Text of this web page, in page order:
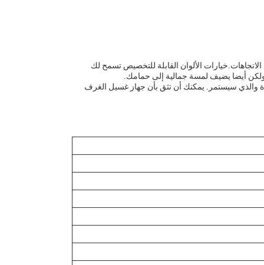
الألوان القابلة للتخصيص تسمح لك
أيضا يضيف لمسة جمالية إلى حمامك.
والذي سيستمر. يمكنك أن تثق بأن جهاز غسيل الغرف